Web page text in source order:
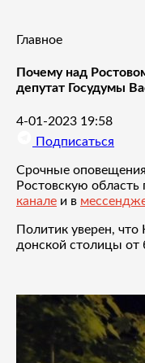
Главное
Почему над
депутат Госудумы
4-01-2023 19:58
Подписаться
Срочные
Ростовскую
канале и в
Политик уверен, что
донской столицы от